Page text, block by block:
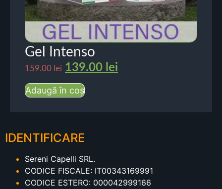
Gel Intenso
159.00lei 139.00 lei
Adaugă în coș
IDENTIFICARE
Sereni Capelli SRL.
CODICE FISCALE: IT00343169991
CODICE ESTERO: 000042999166